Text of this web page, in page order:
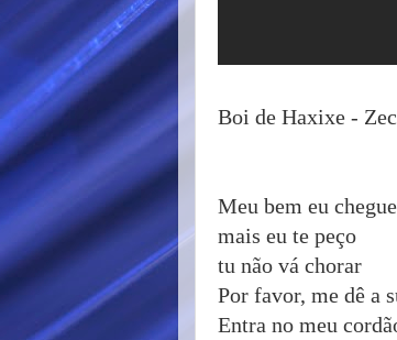
Boi de Haxixe -
Meu bem eu
mais eu te peço
tu não vá chorar
Por favor, me dê a
Entra no meu